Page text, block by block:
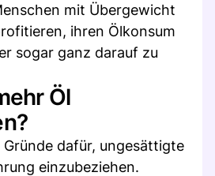
mit Übergewicht
ihren Ölkonsum
sogar ganz darauf zu
Öl
Gründe dafür, ungesättigte
einzubeziehen.